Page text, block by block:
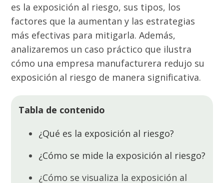
es la exposición al riesgo, sus tipos, los
factores que la aumentan y las estrategias
más efectivas para mitigarla. Además,
analizaremos un caso práctico que ilustra
cómo una empresa manufacturera redujo su
exposición al riesgo de manera significativa.
Tabla de contenido
¿Qué es la exposición al riesgo?
¿Cómo se mide la exposición al riesgo?
¿Cómo se visualiza la exposición al